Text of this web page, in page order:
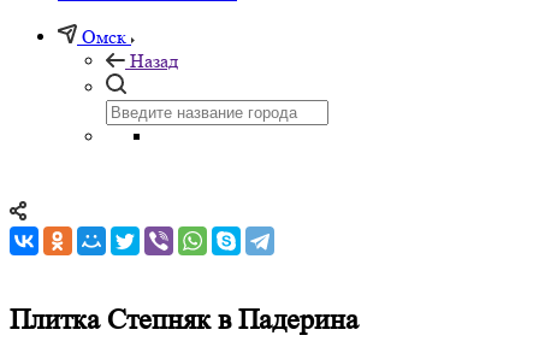
Омск
Назад
Плитка Степняк в Падерина